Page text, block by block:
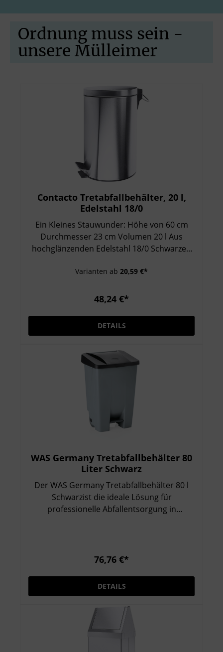
Ordnung muss sein -
unsere Mülleimer
Contacto Tretabfallbehälter, 20 l,
Edelstahl 18/0
Ein Kleines Stauwunder: Höhe von 60 cm
Durchmesser 23 cm Volumen 20 l Aus
hochglänzenden Edelstahl 18/0 Schwarzen
eigenständig
Varianten ab 20,59 €*
48,24 €*
DETAILS
WAS Germany Tretabfallbehälter 80
Liter Schwarz
Der WAS Germany Tretabfallbehälter 80 l
Schwarzist die ideale Lösung für
professionelle Abfallentsorgung in
Abfallmengen und überzeugt durch seine
Tretmechanik lässt sich der Deckel bequem
per Fußpedal öffnen – ohne Handkontakt.
Zwei integrierte Rollen ermöglichen zudem
ein müheloses Verschieben des Behälters,
76,76 €*
DETAILS